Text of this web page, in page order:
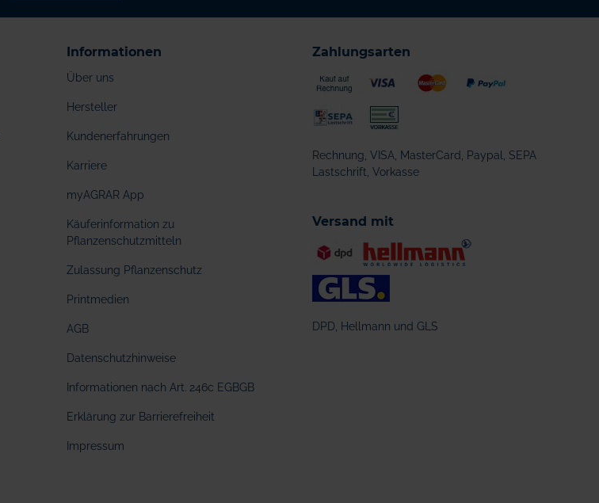
Informationen
Über uns
Hersteller
Kundenerfahrungen
Karriere
myAGRAR App
Käuferinformation zu
Pflanzenschutzmitteln
Zulassung Pflanzenschutz
Printmedien
AGB
Datenschutzhinweise
Informationen nach Art. 246c EGBGB
Erklärung zur Barrierefreiheit
Impressum
Zahlungsarten
Rechnung, VISA, MasterCard, Paypal, SEPA
Lastschrift, Vorkasse
Versand mit
DPD, Hellmann und GLS